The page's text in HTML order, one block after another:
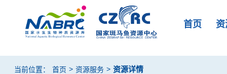
首页
当前位置： 首页 > 资源服务 > 资源详情